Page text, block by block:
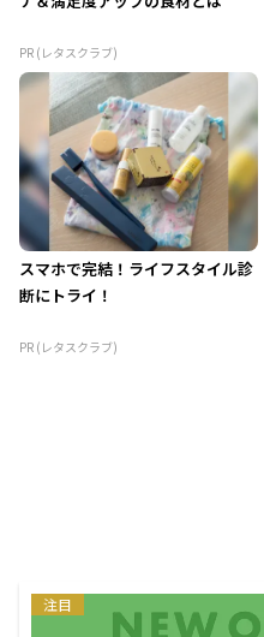
PR (レタスクラブ)
スマホで完結！ライフスタイル診
断にトライ！
PR (レタスクラブ)
注目